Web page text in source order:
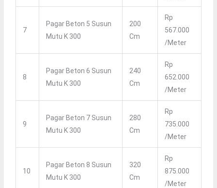
7
Pagar Beton 5 Susun
Mutu K 300
200
Cm
Rp
567.000
/meter
8
Pagar Beton 6 Susun
Mutu K 300
240
Cm
Rp
652.000
/meter
9
Pagar Beton 7 Susun
Mutu K 300
280
Cm
Rp
735.000
/meter
10
Pagar Beton 8 Susun
Mutu K 300
320
Cm
Rp
875.000
/meter